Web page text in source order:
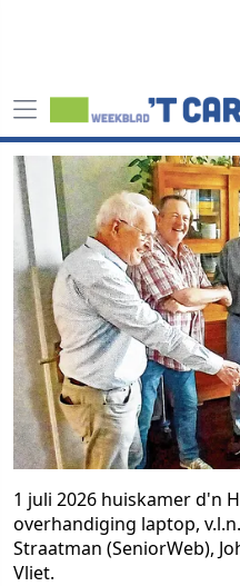
1 juli 2026 huiskamer d'n
overhandiging laptop,
Straatman (SeniorWeb),
Vliet.